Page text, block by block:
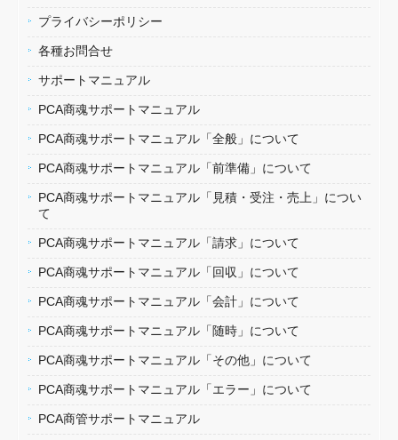
プライバシーポリシー
各種お問合せ
サポートマニュアル
PCA商魂サポートマニュアル
PCA商魂サポートマニュアル「全般」について
PCA商魂サポートマニュアル「前準備」について
PCA商魂サポートマニュアル「見積・受注・売上」につい
て
PCA商魂サポートマニュアル「請求」について
PCA商魂サポートマニュアル「回収」について
PCA商魂サポートマニュアル「会計」について
PCA商魂サポートマニュアル「随時」について
PCA商魂サポートマニュアル「その他」について
PCA商魂サポートマニュアル「エラー」について
PCA商管サポートマニュアル